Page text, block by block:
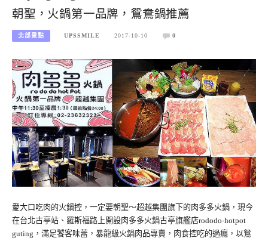
朝聖，火鍋第一品牌，鴛鴦鍋推薦
北部景點 UPSSMILE 2017-10-10 0
愛大口吃肉的火鍋控，一定要朝聖～超越集團旗下的肉多多火鍋，現今
在台北古亭站、羅斯福路上開設肉多多火鍋古亭旗艦店rododo-hotpot
guting，滿足饕客味蕾，暴龍級火鍋肉品專賣，肉食控吃的過癮，以鴛